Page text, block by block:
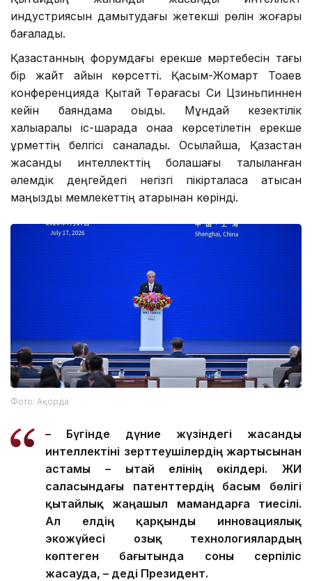
индустриясын дамытудағы жетекші рөлін жоғары
бағалады.
Қазақстанның форумдағы ерекше мәртебесін тағы
бір жайт айқын көрсетті. Қасым-Жомарт Тоқаев
конференцияда Қытай Төрағасы Си Цзиньпиннен
кейін баяндама оқыды. Мұндай кезектілік
халықаралық іс-шарада қонаққа көрсетілетін ерекше
құрметтің белгісі саналады. Осылайша, Қазақстан
жасанды интеллекттің болашағы талқыланған
әлемдік деңгейдегі негізгі пікірталасқа қатысқан
маңызды мемлекеттің қатарынан көрінді.
Фото: Ақорда
– Бүгінде дүние жүзіндегі жасанды
интеллектіні зерттеушілердің жартысынан
астамы – Қытай елінің өкілдері. ЖИ
саласындағы патенттердің басым бөлігі
қытайлық жаңашыл мамандарға тиесілі.
Ал елдің қарқынды инновациялық
экожүйесі озық технологиялардың
көптеген бағытында соны серпіліс
жасауда, – деді Президент.